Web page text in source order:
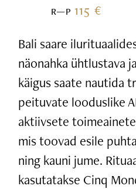
R—P115 €
Bali saare
näonahka ühtlustava
käigus saate nautida
peituvate looduslike
aktiivsete
mis toovad esile
ning kauni jume.
kasutatakse Cinq